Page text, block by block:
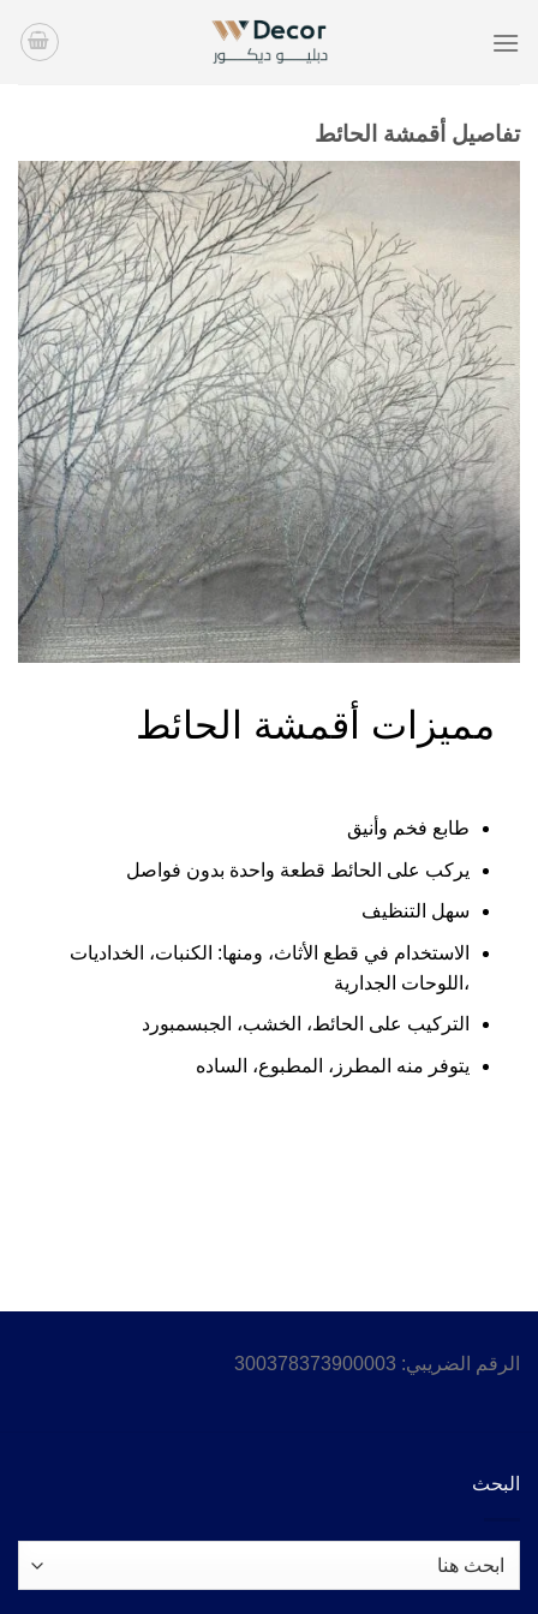
للمحتوى
تفاصيل أقمشة الحائط
مميزات أقمشة الحائط
طابع فخم وأنيق
يركب على الحائط قطعة واحدة بدون فواصل
سهل التنظيف
الاستخدام في قطع الأثاث، ومنها: الكنبات، الخداديات
،اللوحات الجدارية
التركيب على الحائط، الخشب، الجبسمبورد
يتوفر منه المطرز، المطبوع، الساده
الرقم الضريبي: 300378373900003
البحث